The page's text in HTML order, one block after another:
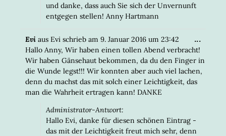
und danke, dass auch Sie sich der Unvernunft
entgegen stellen! Anny Hartmann
Evi aus Evi schrieb am 9. Januar 2016 um 23:42
Hallo Anny, Wir haben einen tollen Abend verbracht!
Wir haben Gänsehaut bekommen, da du den Finger in
die Wunde legst!!! Wir konnten aber auch viel lachen,
denn du machst das mit solch einer Leichtigkeit, das
man die Wahrheit ertragen kann! DANKE
Administrator-Antwort:
Hallo Evi, danke für diesen schönen Eintrag -
das mit der Leichtigkeit freut mich sehr, denn
...DIESE
EIN-/